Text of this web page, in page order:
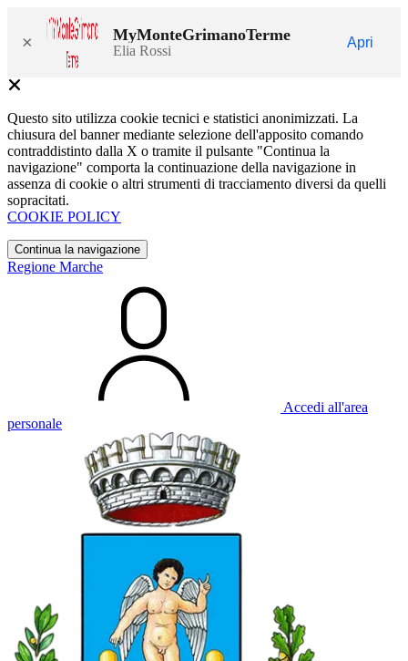
× MyMonteGrimanoTerme
Elia Rossi
Apri
Questo sito utilizza cookie tecnici e statistici anonimizzati. La
chiusura del banner mediante selezione dell'apposito comando
contraddistinto dalla X o tramite il pulsante "Continua la
navigazione" comporta la continuazione della navigazione in
assenza di cookie o altri strumenti di tracciamento diversi da quelli
sopracitati.
COOKIE POLICY
Continua la navigazione
Regione Marche
Accedi all'area
personale